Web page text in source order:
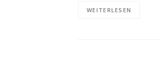
WEITERLESEN